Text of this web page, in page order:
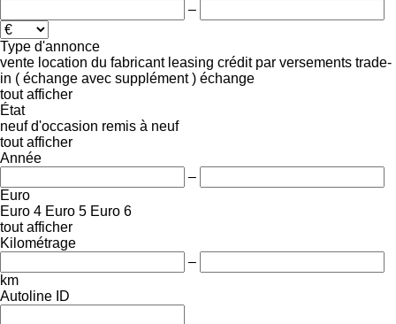
–
Type d'annonce
vente location du fabricant leasing crédit par versements trade-
in ( échange avec supplément ) échange
tout afficher
État
neuf d'occasion remis à neuf
tout afficher
Année
–
Euro
Euro 4 Euro 5 Euro 6
tout afficher
Kilométrage
–
km
Autoline ID